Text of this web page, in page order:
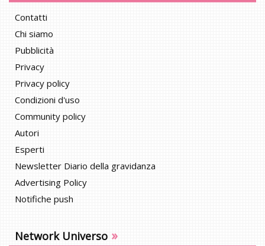
Contatti
Chi siamo
Pubblicità
Privacy
Privacy policy
Condizioni d'uso
Community policy
Autori
Esperti
Newsletter Diario della gravidanza
Advertising Policy
Notifiche push
Network Universo »